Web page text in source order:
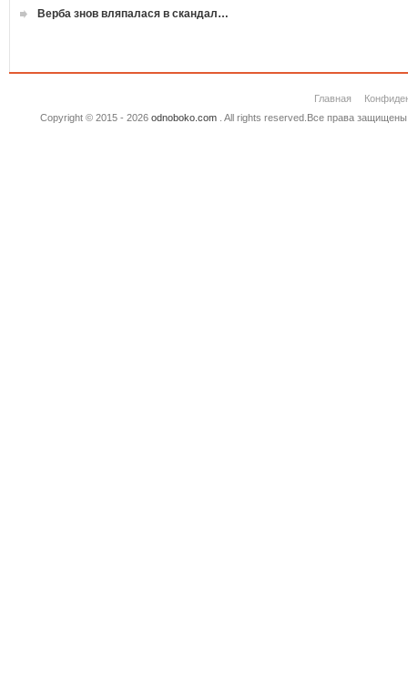
Верба знов вляпалася в скандал…
Главная
Copyright © 2015 - 2026 odnoboko.com. All rights reserved.Все права защищены.